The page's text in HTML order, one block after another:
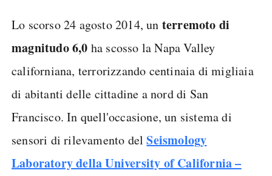
Lo scorso 24 agosto 2014, un terremoto di
magnitudo 6,0 ha scosso la Napa Valley
californiana, terrorizzando centinaia di migliaia
di abitanti delle cittadine a nord di San
Francisco. In quell'occasione, un sistema di
sensori di rilevamento delSeismology
Laboratory della University of California –